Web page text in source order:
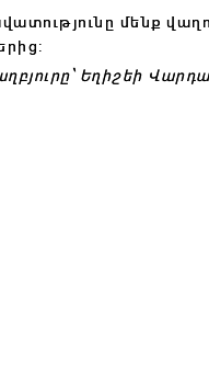
մենք
Եղիշեի